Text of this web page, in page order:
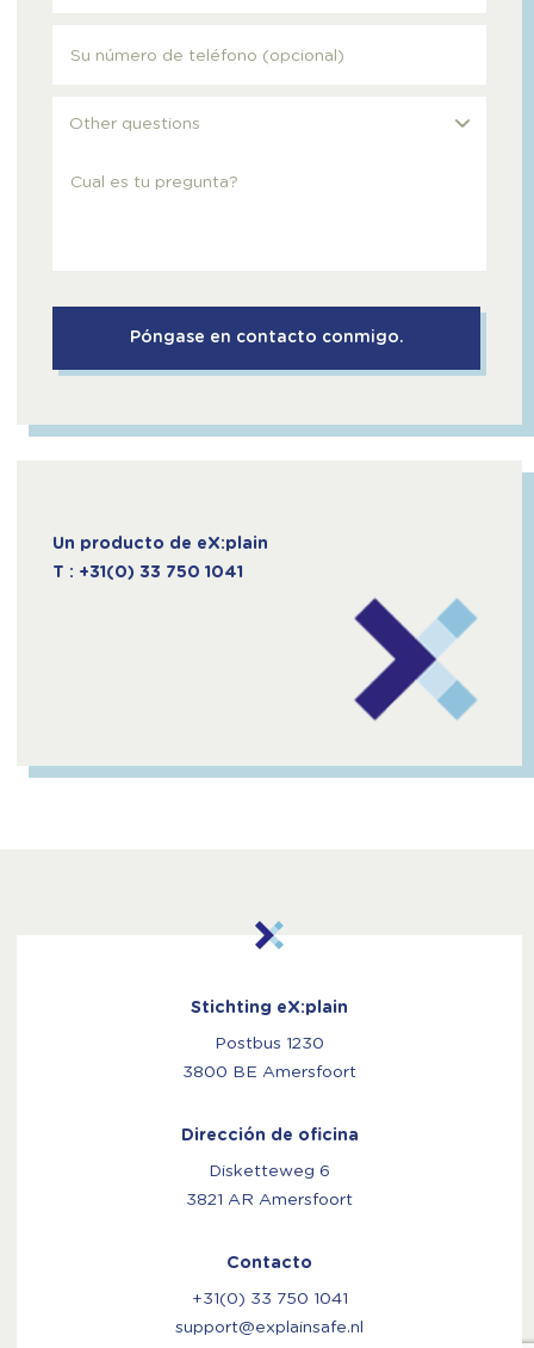
Other questions
Un producto de eX:plain
T : +31(0) 33 750 1041
Stichting eX:plain
Postbus 1230
3800 BE Amersfoort
Dirección de oficina
Disketteweg 6
3821 AR Amersfoort
Contacto
+31(0) 33 750 1041
support@explainsafe.nl